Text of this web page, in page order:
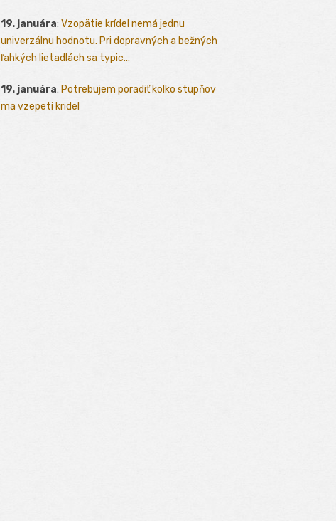
19. januára: Vzopätie krídel nemá jednu
univerzálnu hodnotu. Pri dopravných a bežných
ľahkých lietadlách sa typic...
19. januára: Potrebujem poradiť kolko stupňov
ma vzepetí kridel